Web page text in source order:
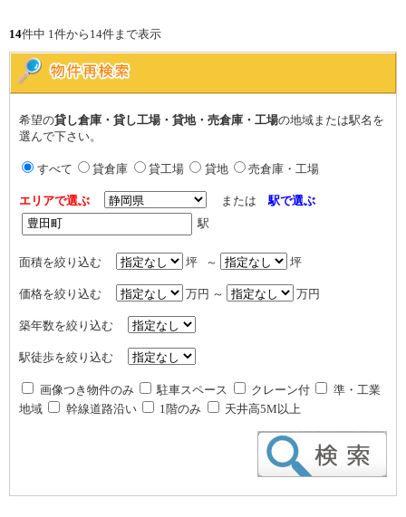
14件中 1件から14件まで表示
希望の貸し倉庫・貸し工場・貸地・売倉庫・工場の地域または駅名を
選んで下さい。
すべて 貸倉庫 貸工場 貸地 売倉庫・工場
エリアで選ぶ または駅で選ぶ
駅
面積を絞り込む 坪 ～ 坪
価格を絞り込む 万円 ～ 万円
築年数を絞り込む
駅徒歩を絞り込む
画像つき物件のみ 駐車スペース クレーン付
準・工業
地域
幹線道路沿い 1階のみ 天井高5M以上